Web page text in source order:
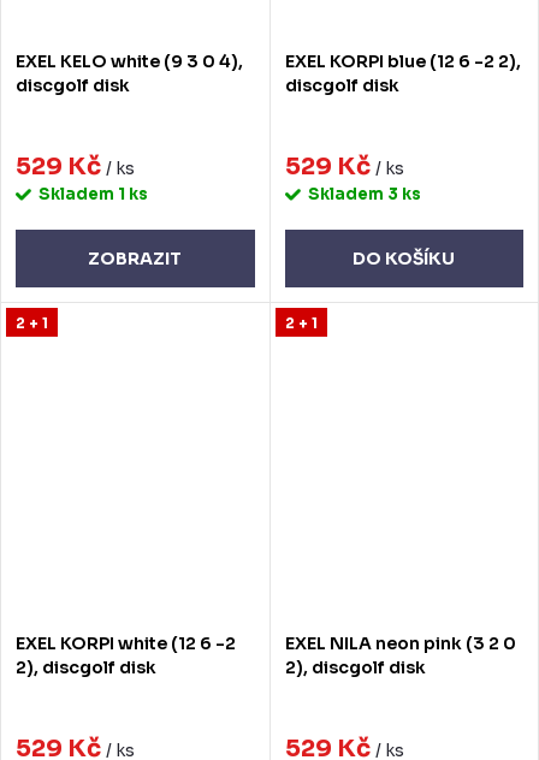
EXEL KELO white (9 3 0 4),
discgolf disk
529 Kč / ks
Skladem 1 ks
ZOBRAZIT
EXEL KORPI blue (12 6 -2 2),
discgolf disk
529 Kč / ks
Skladem 3 ks
DO KOŠÍKU
2 + 1
EXEL KORPI white (12 6 -2
2), discgolf disk
529 Kč / ks
2 + 1
EXEL NILA neon pink (3 2 0
2), discgolf disk
529 Kč / ks